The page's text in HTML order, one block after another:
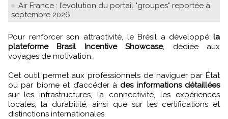
Air France : l’évolution du portail "groupes" reportée à
septembre 2026
Pour renforcer son attractivité, le Brésil a développé la
plateforme Brasil Incentive Showcase, dédiée aux
voyages de motivation.
Cet outil permet aux professionnels de naviguer par État
ou par biome et d’accéder à des informations détaillées
sur les infrastructures, la connectivité, les expériences
locales, la durabilité, ainsi que sur les certifications et
distinctions internationales.